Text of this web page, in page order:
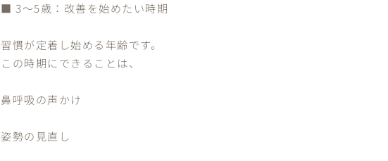
■ 3〜5歳：改善を始めたい時期
習慣が定着し始める年齢です。
この時期にできることは、
鼻呼吸の声かけ
姿勢の見直し